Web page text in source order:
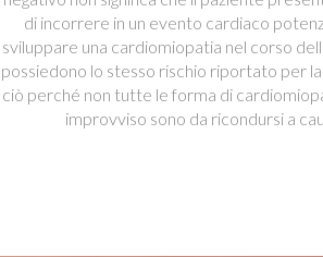
di incorrere in un evento cardiaco
sviluppare una cardiomiopatia nel corso
possiedono lo stesso rischio riportato per
ciò perché non tutte le forma di
improvviso sono da ricondursi a